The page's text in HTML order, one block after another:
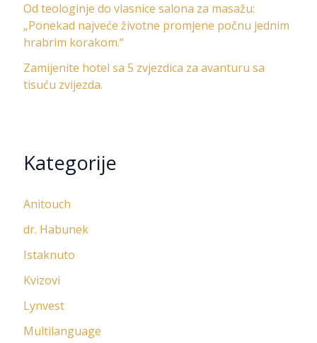
Od teologinje do vlasnice salona za masažu:
„Ponekad najveće životne promjene počnu jednim
hrabrim korakom.“
Zamijenite hotel sa 5 zvjezdica za avanturu sa
tisuću zvijezda.
Kategorije
Anitouch
dr. Habunek
Istaknuto
Kvizovi
Lynvest
Multilanguage